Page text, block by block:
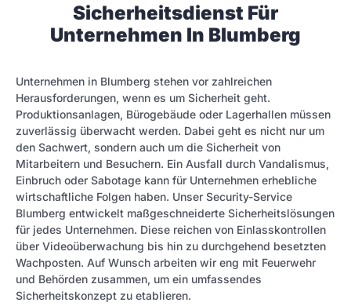
Sicherheitsdienst Für
Unternehmen In Blumberg
Unternehmen in Blumberg stehen vor zahlreichen
Herausforderungen, wenn es um Sicherheit geht.
Produktionsanlagen, Bürogebäude oder Lagerhallen müssen
zuverlässig überwacht werden. Dabei geht es nicht nur um
den Sachwert, sondern auch um die Sicherheit von
Mitarbeitern und Besuchern. Ein Ausfall durch Vandalismus,
Einbruch oder Sabotage kann für Unternehmen erhebliche
wirtschaftliche Folgen haben. Unser Security-Service
Blumberg entwickelt maßgeschneiderte Sicherheitslösungen
für jedes Unternehmen. Diese reichen von Einlasskontrollen
über Videoüberwachung bis hin zu durchgehend besetzten
Wachposten. Auf Wunsch arbeiten wir eng mit Feuerwehr
und Behörden zusammen, um ein umfassendes
Sicherheitskonzept zu etablieren.